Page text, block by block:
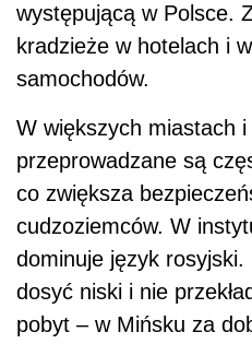
występującą w Polsce.
kradzieże w hotelach i
samochodów.
W większych miastach
przeprowadzane są
co zwiększa
cudzoziemców. W
dominuje język
dosyć niski i nie
pobyt – w Mińsku za